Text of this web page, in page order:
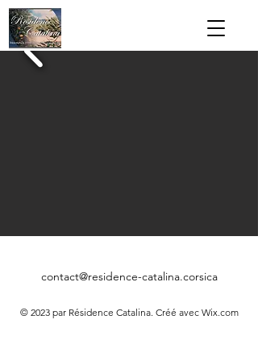
contact@residence-catalina.corsica
© 2023 par Résidence Catalina. Créé avec Wix.com